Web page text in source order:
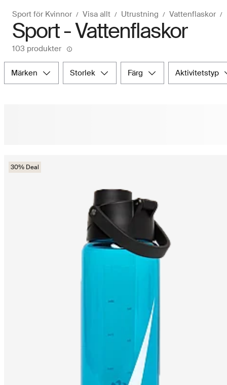
Sport för Kvinnor Visa allt Utrustning Vattenflaskor
Sport - Vattenflaskor
103 produkter
märken storlek färg aktivitetstyp
30% Deal